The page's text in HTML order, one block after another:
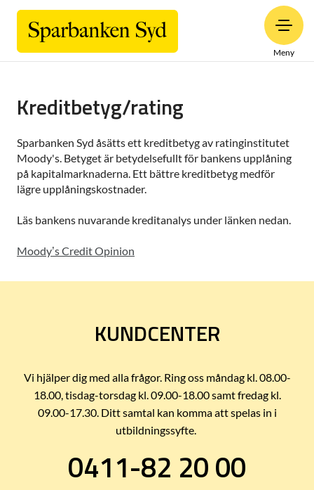
Meny
Kreditbetyg/rating
Sparbanken Syd åsätts ett kreditbetyg av ratinginstitutet
Moody's. Betyget är betydelsefullt för bankens upplåning
på kapitalmarknaderna. Ett bättre kreditbetyg medför
lägre upplåningskostnader.
Läs bankens nuvarande kreditanalys under länken nedan.
Moody’s Credit Opinion
KUNDCENTER
Vi hjälper dig med alla frågor. Ring oss måndag kl. 08.00-
18.00, tisdag-torsdag kl. 09.00-18.00 samt fredag kl.
09.00-17.30. Ditt samtal kan komma att spelas in i
utbildningssyfte.
0411-82 20 00